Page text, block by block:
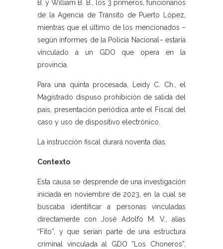
B. y William B. B., los 3 primeros, funcionarios
de la Agencia de Tránsito de Puerto López,
mientras que el último de los mencionados –
según informes de la Policía Nacional– estaría
vinculado a un GDO que opera en la
provincia.
Para una quinta procesada, Leidy C. Ch., el
Magistrado dispuso prohibición de salida del
país, presentación periódica ante el Fiscal del
caso y uso de dispositivo electrónico.
La instrucción fiscal durará noventa días.
Contexto
Esta causa se desprende de una investigación
iniciada en noviembre de 2023, en la cual se
buscaba identificar a personas vinculadas
directamente con José Adolfo M. V., alias
“Fito”, y que serían parte de una estructura
criminal vinculada al GDO “Los Choneros”,